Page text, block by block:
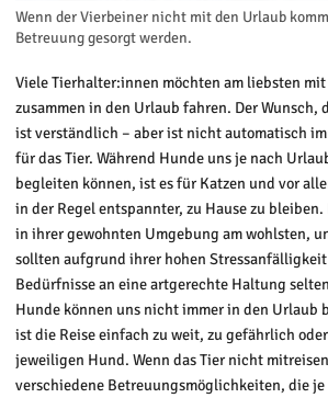
Wenn der Vierbeiner nicht mit den Urlaub
Betreuung gesorgt werden.
Viele Tierhalter:innen möchten am liebsten
zusammen in den Urlaub fahren. Der Wunsch,
ist verständlich – aber ist nicht automatisch
für das Tier. Während Hunde uns je nach
begleiten können, ist es für Katzen und vor
in der Regel entspannter, zu Hause zu
in ihrer gewohnten Umgebung am wohlsten,
sollten aufgrund ihrer hohen
Bedürfnisse an eine artgerechte Haltung
Hunde können uns nicht immer in den Urlaub
ist die Reise einfach zu weit, zu gefährlich
jeweiligen Hund. Wenn das Tier nicht
verschiedene Betreuungsmöglichkeiten, die